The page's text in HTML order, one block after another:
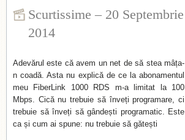
Scurtissime – 20 Septembrie
2014
Adevărul este că avem un net de să stea mâța-
n coadă. Asta nu explică de ce la abonamentul
meu FiberLink 1000 RDS m-a limitat la 100
Mbps. Cică nu trebuie să înveți programare, ci
trebuie să înveți să gândești programatic. Este
ca și cum ai spune: nu trebuie să gătești